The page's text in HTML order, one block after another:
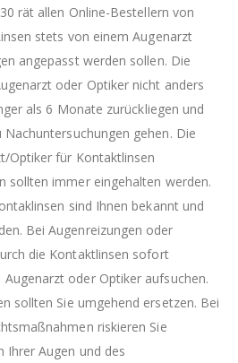
rät allen Online-Bestellern von
stets von einem Augenarzt
angepasst werden sollen. Die
oder Optiker nicht anders
als 6 Monate zurückliegen und
gehen. Die
Optiker für Kontaktlinsen
sollten immer eingehalten werden.
sind Ihnen bekannt und
Bei Augenreizungen oder
die Kontaktlinsen sofort
oder Optiker aufsuchen.
sollten Sie umgehend ersetzen. Bei
riskieren Sie
Ihrer Augen und des